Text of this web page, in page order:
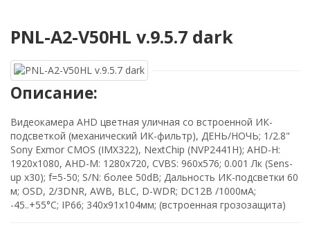
PNL-A2-V50HL v.9.5.7 dark
Описание:
Видеокамера AHD цветная уличная со встроенной ИК-
подсветкой (механический ИК-фильтр), ДЕНЬ/НОЧЬ; 1/2.8"
Sony Exmor CMOS (IMX322), NextChip (NVP2441H); AHD-H:
1920x1080, AHD-M: 1280x720, CVBS: 960x576; 0.001 Лк (Sens-
up x30); f=5-50; S/N: более 50dB; Дальность ИК-подсветки 60
м; OSD, 2/3DNR, AWB, BLC, D-WDR; DC12В /1000мА;
-45..+55°C; IP66; 340x91x104мм; (встроенная грозозащита)